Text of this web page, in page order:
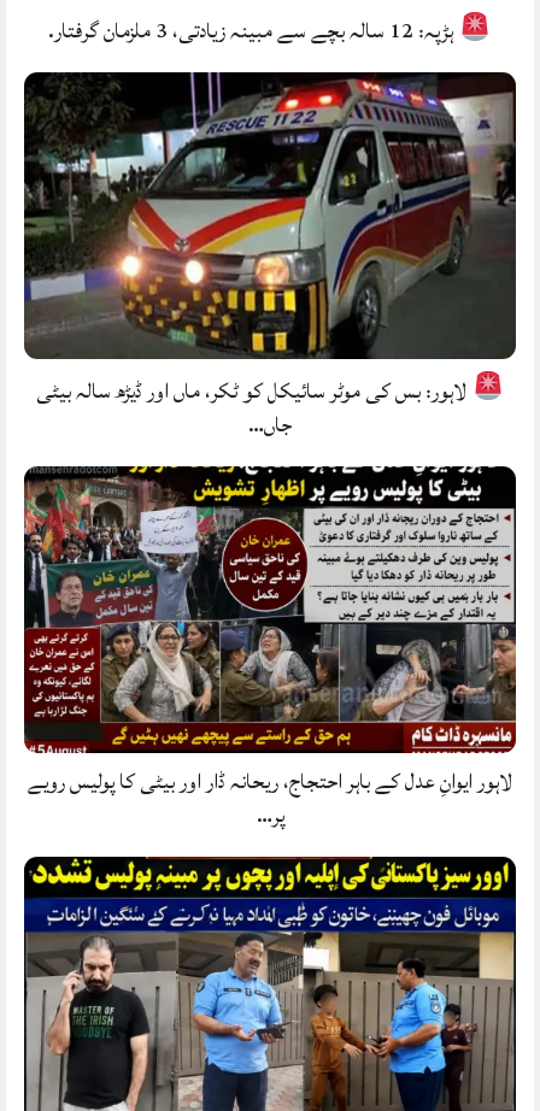
ہڑپہ: 12 سالہ بچے سے مبینہ زیادتی، 3 ملزمان گرفتار.
لاہور: بس کی موٹر سائیکل کو ٹکر، ماں اور ڈیڑھ سالہ بیٹی
جاں…
لاہور ایوانِ عدل کے باہر احتجاج، ریحانہ ڈار اور بیٹی کا پولیس رویے
پر…